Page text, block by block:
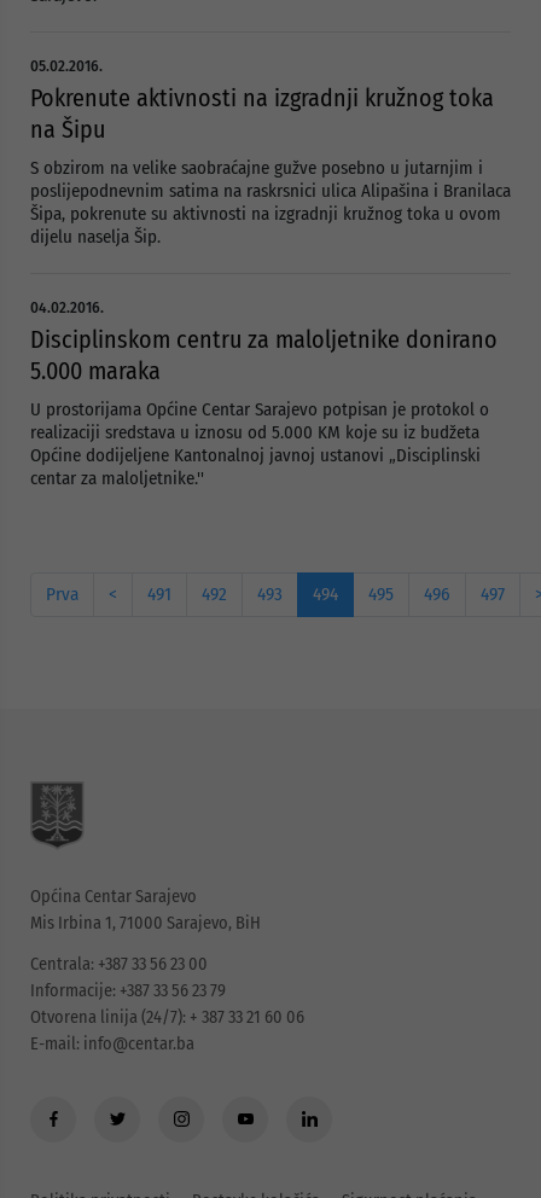
05.02.2016.
Pokrenute aktivnosti na izgradnji kružnog toka
na Šipu
S obzirom na velike saobraćajne gužve posebno u jutarnjim i
poslijepodnevnim satima na raskrsnici ulica Alipašina i Branilaca
Šipa, pokrenute su aktivnosti na izgradnji kružnog toka u ovom
dijelu naselja Šip.
04.02.2016.
Disciplinskom centru za maloljetnike donirano
5.000 maraka
U prostorijama Općine Centar Sarajevo potpisan je protokol o
realizaciji sredstava u iznosu od 5.000 KM koje su iz budžeta
Općine dodijeljene Kantonalnoj javnoj ustanovi „Disciplinski
centar za maloljetnike.''
Prva < 491 492 493 494 495 496 497
Općina Centar Sarajevo
Mis Irbina 1, 71000 Sarajevo, BiH
Centrala: +387 33 56 23 00
Informacije: +387 33 56 23 79
Otvorena linija (24/7): + 387 33 21 60 06
E-mail: info@centar.ba